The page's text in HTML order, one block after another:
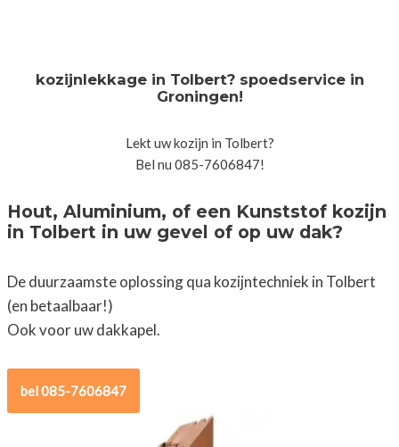
kozijnlekkage in Tolbert? spoedservice in
Groningen!
Lekt uw kozijn in Tolbert?
Bel nu 085-7606847!
Hout, Aluminium, of een Kunststof kozijn
in Tolbert in uw gevel of op uw dak?
De duurzaamste oplossing qua kozijntechniek in Tolbert
(en betaalbaar!)
Ook voor uw dakkapel.
bel 085-7606847